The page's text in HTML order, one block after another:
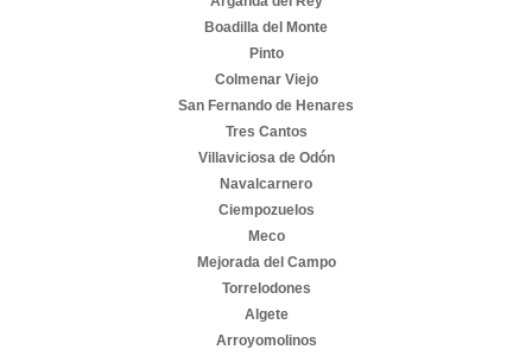
Boadilla del Monte
Pinto
Colmenar Viejo
San Fernando de Henares
Tres Cantos
Villaviciosa de Odón
Navalcarnero
Ciempozuelos
Meco
Mejorada del Campo
Torrelodones
Algete
Arroyomolinos